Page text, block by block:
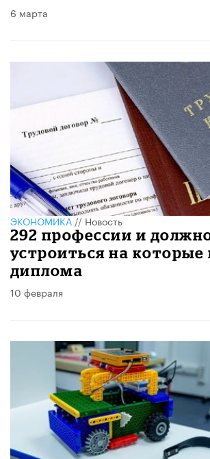
6 марта
ЭКОНОМИКА// Новость
292 профессии и
устроиться на
диплома
10 февраля